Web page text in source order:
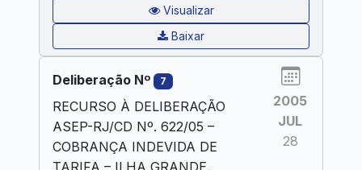
Visualizar
Baixar
Deliberação Nº 7
RECURSO À DELIBERAÇÃO
ASEP-RJ/CD Nº. 622/05 –
COBRANÇA INDEVIDA DE
TARIFA – ILHA GRANDE.
2005
JUL
28